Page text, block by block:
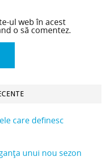
ul web în acest
o să comentez.
care definesc
unui nou sezon